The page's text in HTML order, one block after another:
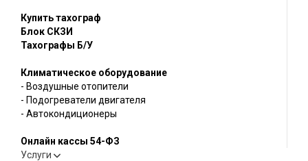
Купить тахограф
Блок СКЗИ
Тахографы Б/У
Климатическое оборудование
- Воздушные отопители
- Подогреватели двигателя
- Автокондиционеры
Онлайн кассы 54-ФЗ
Услуги